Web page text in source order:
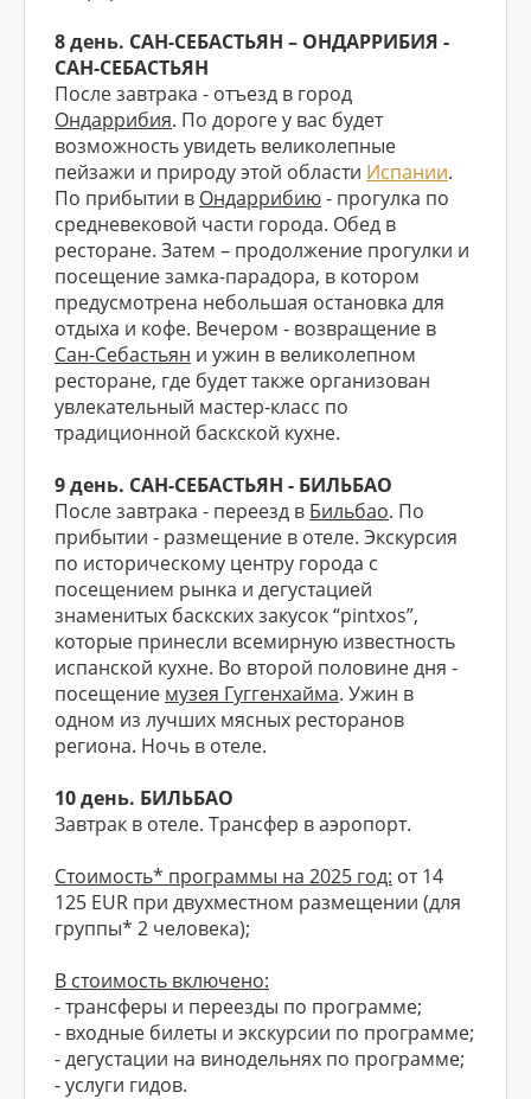
8 день. САН-СЕБАСТЬЯН – ОНДАРРИБИЯ -
САН-СЕБАСТЬЯН
После завтрака - отъезд в город
Ондаррибия. По дороге у вас будет
возможность увидеть великолепные
пейзажи и природу этой области Испании.
По прибытии в Ондаррибию- прогулка по
средневековой части города. Обед в
ресторане. Затем – продолжение прогулки и
посещение замка-парадора, в котором
предусмотрена небольшая остановка для
отдыха и кофе. Вечером - возвращение в
Сан-Себастьян и ужин в великолепном
ресторане, где будет также организован
увлекательный мастер-класс по
традиционной баскской кухне.
9 день. САН-СЕБАСТЬЯН - БИЛЬБАО
После завтрака - переезд в Бильбао. По
прибытии - размещение в отеле. Экскурсия
по историческому центру города с
посещением рынка и дегустацией
знаменитых баскских закусок “pintxos”,
которые принесли всемирную известность
испанской кухне. Во второй половине дня -
посещение музея Гуггенхайма. Ужин в
одном из лучших мясных ресторанов
региона. Ночь в отеле.
10 день. БИЛЬБАО
Завтрак в отеле. Трансфер в аэропорт.
Стоимость* программы на 2025 год: от 14
125 EUR при двухместном размещении (для
группы* 2 человека);
В стоимость включено:
- трансферы и переезды по программе;
- входные билеты и экскурсии по программе;
- дегустации на винодельнях по программе;
- услуги гидов.